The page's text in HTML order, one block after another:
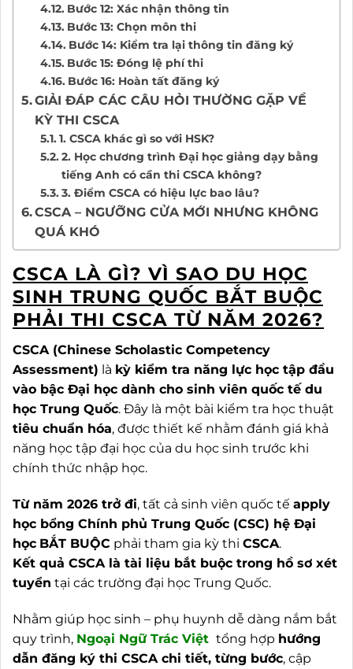
Bước 12: Xác nhận thông tin
Bước 13: Chọn môn thi
Bước 14: Kiểm tra lại thông tin đăng ký
Bước 15: Đóng lệ phí thi
Bước 16: Hoàn tất đăng ký
GIẢI ĐÁP CÁC CÂU HỎI THƯỜNG GẶP VỀ
KỲ THI CSCA
1. CSCA khác gì so với HSK?
2. Học chương trình Đại học giảng dạy bằng
tiếng Anh có cần thi CSCA không?
3. Điểm CSCA có hiệu lực bao lâu?
CSCA – NGƯỠNG CỬA MỚI NHƯNG KHÔNG
QUÁ KHÓ
CSCA LÀ GÌ? VÌ SAO DU HỌC
SINH TRUNG QUỐC BẮT BUỘC
PHẢI THI CSCA TỪ NĂM 2026?
CSCA (Chinese Scholastic Competency
Assessment) là kỳ kiểm tra năng lực học tập đầu
vào bậc Đại học dành cho sinh viên quốc tế du
học Trung Quốc. Đây là một bài kiểm tra học thuật
tiêu chuẩn hóa, được thiết kế nhằm đánh giá khả
năng học tập đại học của du học sinh trước khi
chính thức nhập học.
Từ năm 2026 trở đi, tất cả sinh viên quốc tế apply
học bổng Chính phủ Trung Quốc (CSC) hệ Đại
học BẮT BUỘC phải tham gia kỳ thi CSCA.
Kết quả CSCA là tài liệu bắt buộc trong hồ sơ xét
tuyển tại các trường đại học Trung Quốc.
Nhằm giúp học sinh – phụ huynh dễ dàng nắm bắt
quy trình, Ngoại Ngữ Trác Việt tổng hợp hướng
dẫn đăng ký thi CSCA chi tiết, từng bước, cập